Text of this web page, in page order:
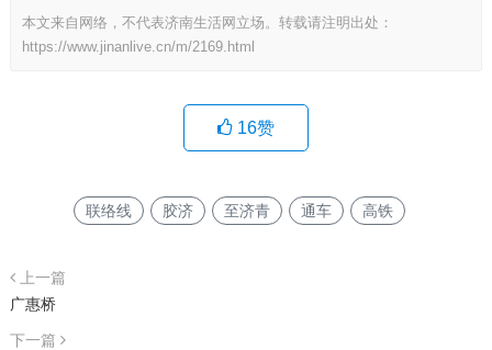
本文来自网络，不代表济南生活网立场。转载请注明出处：
https://www.jinanlive.cn/m/2169.html
16赞
联络线 胶济 至济青 通车 高铁
上一篇
广惠桥
下一篇